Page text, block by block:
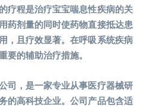
疗程是治疗宝宝喘息性疾病的关
药剂量的同时使药物直接抵达患
，且疗效显著。在呼吸系统疾病
要的辅助治疗措施。
司，是一家专业从事医疗器械研
的高科技企业。公司产品包含适